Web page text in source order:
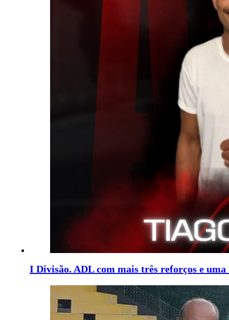
I Divisão. ADL com mais três reforços e uma